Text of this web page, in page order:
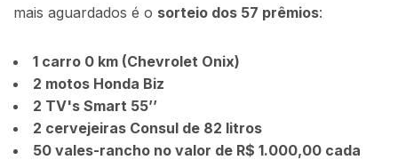
mais aguardados é o sorteio dos 57 prêmios:
1 carro 0 km (Chevrolet Onix)
2 motos Honda Biz
2 TV's Smart 55’’
2 cervejeiras Consul de 82 litros
50 vales-rancho no valor de R$ 1.000,00 cada